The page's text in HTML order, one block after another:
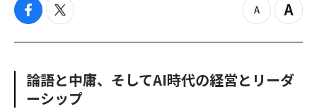
f
c
o
o
t
i
e
r
z
o
u
Z
o
n
論語と中庸、そしてAI時代の経営とリーダ
ーシップ